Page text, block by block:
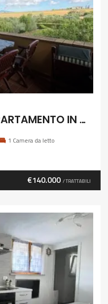
24V – POMAIA, APPARTAMENTO IN COLONICA
1 Camera da letto
€140.000 / TRATTABILI